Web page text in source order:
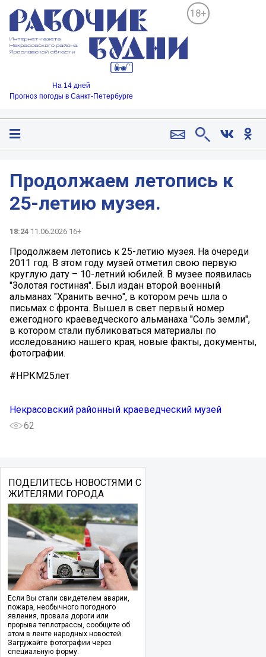
18+
На 14 дней
Прогноз погоды в Санкт-Петербурге
Продолжаем летопись к
25-летию музея.
18:24 11.06.2026 16+
Продолжаем летопись к 25-летию музея. На очереди
2011 год. В этом году музей отметил свою первую
круглую дату – 10-летний юбилей. В музее появилась
"Золотая гостиная". Был издан второй военный
альманах "Хранить вечно", в котором речь шла о
письмах с фронта. Вышел в свет первый номер
ежегодного краеведческого альманаха "Соль земли",
в котором стали публиковаться материалы по
исследованию нашего края, новые факты, документы,
фотографии.
#НРКМ25лет
Некрасовский районный краеведческий музей
62
ПОДЕЛИТЕСЬ НОВОСТЯМИ С
ЖИТЕЛЯМИ ГОРОДА
Если Вы стали свидетелем аварии,
пожара, необычного погодного
явления, провала дороги или
прорыва теплотрассы, сообщите об
этом в ленте народных новостей.
Загружайте фотографии через
специальную форму.